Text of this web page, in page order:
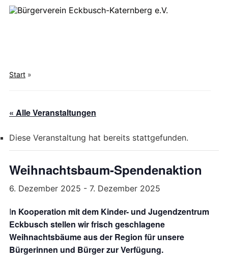
Start»
« Alle Veranstaltungen
Diese Veranstaltung hat bereits stattgefunden.
Weihnachtsbaum-Spendenaktion
6. Dezember 2025 - 7. Dezember 2025
In Kooperation mit dem Kinder- und Jugendzentrum
Eckbusch stellen wir frisch geschlagene
Weihnachtsbäume aus der Region für unsere
Bürgerinnen und Bürger zur Verfügung.